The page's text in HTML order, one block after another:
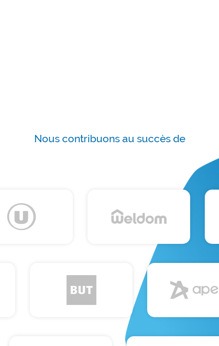
Nous contribuons au succès de